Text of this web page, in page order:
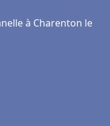
à Charenton le